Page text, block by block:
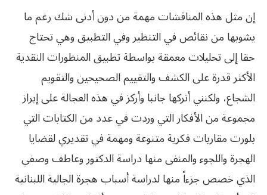
إن مثل هذه المناقشات مهمة من دون أدنى شك رغم ما
يشوبها من نقائص في التنظير وفي التطبيق وهي تحتاج
حقا إلى تحليلات معمقة بواسطة تطبيق المنظورات النقدية
الأكثر قدرة على الكشف والتقييم الصحيحين والتقويم
الشجاع، ولكنني أتركها جانبا وأركز في هذه العجالة على إبراز
مجموعة من الأفكار التي وردت في عدد من الكتابات التي
بلورت مقاربات فكرية متنوعة ومهمة في تقديري لقضايا
الهجرة واللجوء والمنفى منها دراسة الدكتور وعاطف وصفي
الذي خصص جزءاً منها لدراسة أسباب هجرة الجالية اللبنانية